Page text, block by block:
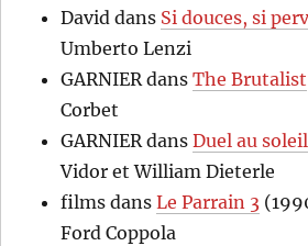
David dans Si douces, si
Umberto Lenzi
GARNIERdansThe Brutalist
Corbet
GARNIERdansDuel au soleil
Vidor et William Dieterle
films dansLe Parrain 3
Ford Coppola